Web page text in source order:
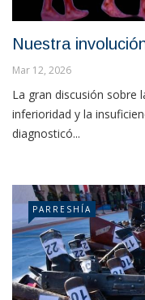
Nuestra
Mar 12, 2026
La gran discusión sobre
inferioridad y la
diagnosticó...
PARRESHÍA